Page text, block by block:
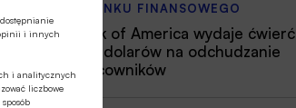
i innych
i analitycznych
liczbowe
Z RYNKU FINANSOWEGO
Bank of America wydaje ćwierć
mld dolarów na odchudzanie
pracowników